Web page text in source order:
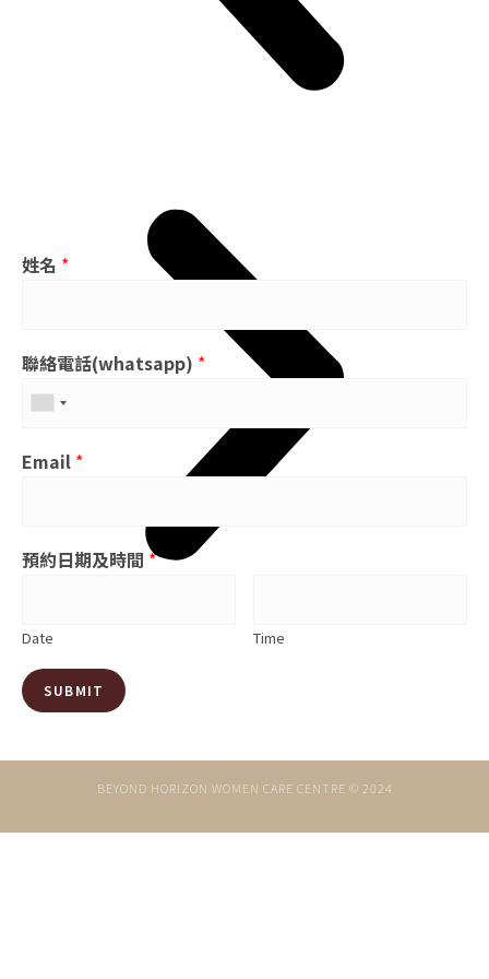
姓名 *
聯絡電話(whatsapp) *
Email *
預約日期及時間 *
Date Time
SUBMIT
BEYOND HORIZON WOMEN CARE CENTRE © 2024